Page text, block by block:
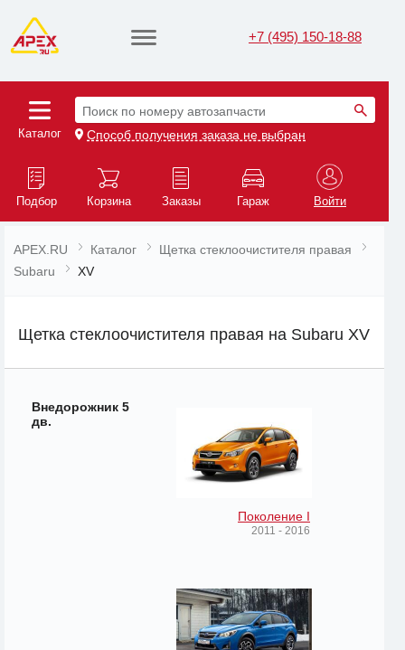
+7 (495) 150-18-88
Каталог
Поиск по номеру автозапчасти
Способ получения заказа не выбран
Подбор Корзина Заказы Гараж Войти
APEX.RU Каталог
Щетка стеклоочистителя правая
Subaru
XV
Щетка стеклоочистителя правая на Subaru XV
Внедорожник 5
дв.
Поколение I
2011 - 2016